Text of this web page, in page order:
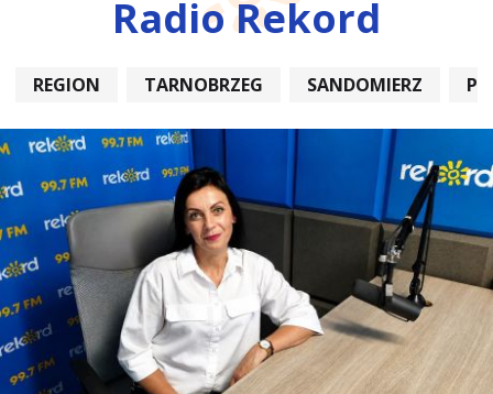
Radio Rekord
REGION TARNOBRZEG SANDOMIERZ